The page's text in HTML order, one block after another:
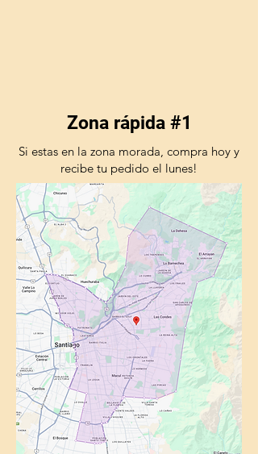
Zona rápida #1
Si estas en la zona morada, compra hoy y
recibe tu pedido el lunes!